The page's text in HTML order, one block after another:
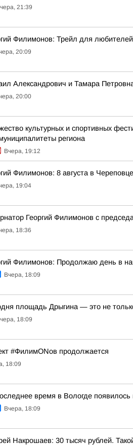
21:39
Филимонов: Трейл для
20:09
Александрович и Тамара
20:00
культурных и спортивных
региона
Вчера, 19:12
Филимонов: 8 августа в
19:04
Георгий Филимонов с
18:36
Филимонов: Продолжаю день в
Вчера, 18:09
площадь Дрыгина — это не
18:09
#ФилимONов продолжается
18:09
время в Вологде
Вчера, 18:09
Накрошаев: 30 тысяч рублей.